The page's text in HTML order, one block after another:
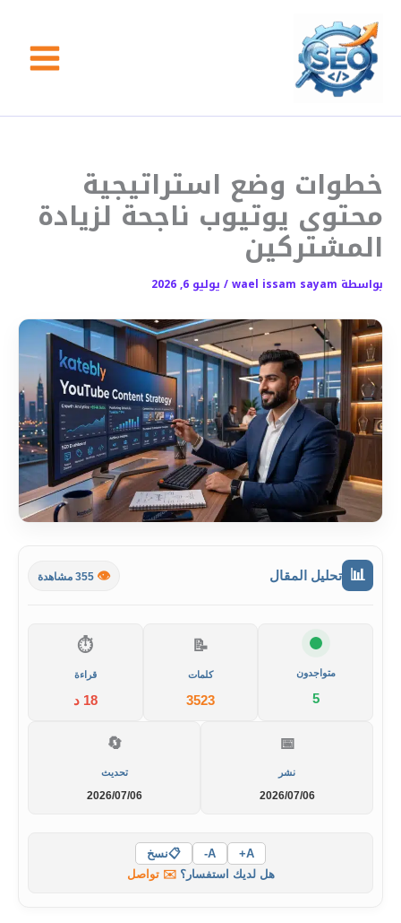
المحتوى
خطوات وضع استراتيجية
محتوى يوتيوب ناجحة لزيادة
المشتركين
بواسطة wael issam sayam
/ يوليو 6, 2026
📊 تحليل المقال 👁️
متواجدون
5
📝
كلمات
3523
⏱️
قراءة
18 د
📅
نشر
2026/07/06
🔄
تحديث
2026/07/06
A+
A-
📋نسخ
هل لديك استفسار؟✉️ تواصل